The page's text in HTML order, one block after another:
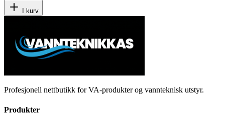
I kurv
Profesjonell nettbutikk for VA-produkter og vannteknisk utstyr.
Produkter